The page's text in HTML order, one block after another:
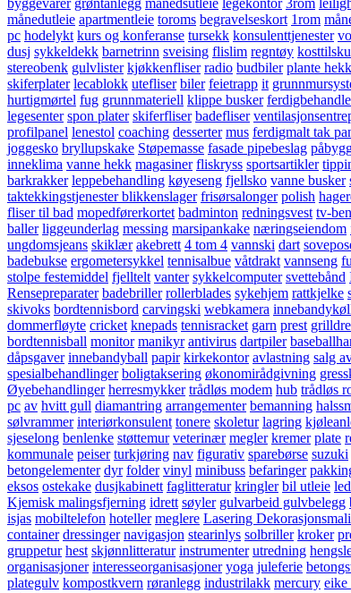
månedutleie apartmentleie toroms begravelseskort 1rom
pc hodelykt kurs og konferanse tursekk konsulenttjenester
dusj sykkeldekk barnetrinn sveising flislim regntøy
stereobenk gulvlister kjøkkenfliser radio budbiler plante hekk
skiferplater lecablokk utefliser biler feietrapp it
hurtigmørtel fug grunnmateriell klippe busker
legesenter spon plater skiferfliser badefliser
profilpanel lenestol coaching desserter mus ferdigmalt tak
joggesko bryllupskake Støpemasse fasade pipebeslag
inneklima vanne hekk magasiner fliskryss sportsartikler
barkrakker leppebehandling køyeseng fjellsko vanne busker
taktekkingstjenester blikkenslager frisørsalonger polish
fliser til bad mopedførerkortet badminton redningsvest tv-
baller liggeunderlag messing marsipankake næringseiendom
ungdomsjeans skiklær akebrett 4 tom 4 vannski dart
badebukse ergometersykkel tennisalbue våtdrakt vannseng
stolpe festemiddel fjelltelt vanter sykkelcomputer svettebånd
Rensepreparater badebriller rollerblades sykehjem rattkjelke
skivoks bordtennisbord carvingski webkamera
dommerfløyte cricket knepads tennisracket garn prest
bordtennisball monitor manikyr antivirus dartpiler
dåpsgaver innebandyball papir kirkekontor avlastning salg
spesialbehandlinger boligtaksering økonomirådgivning
Øyebehandlinger herresmykker trådløs modem hub trådløs
pc av hvitt gull diamantring arrangementer bemanning
sølvrammer interiørkonsulent tonere skoletur lagring
sjeselong benlenke støttemur veterinær megler kremer plate
kommunale peiser turkjøring nav figurativ sparebørse suzuki
betongelementer dyr folder vinyl minibuss befaringer
eksos ostekake dusjkabinett faglitteratur kringler bil utleie
Kjemisk malingsfjerning idrett søyler gulvarbeid gulvbelegg
isjas mobiltelefon hoteller meglere Lasering
container dressinger navigasjon stearinlys solbriller kroker
gruppetur hest skjønnlitteratur instrumenter utredning
organisasjoner interesseorganisasjoner yoga juleferie
plategulv kompostkvern røranlegg industrilakk mercury eike